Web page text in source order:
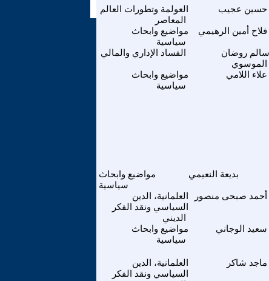
العولمة وتطورات العالم
المعاصر
حسين عجيب
مواضيع وابحاث
سياسية
فلاح أمين الرهيمي
الفساد الإداري والمالي
سالم روضان
الموسوي
مواضيع وابحاث
سياسية
علاء اللامي
مواضيع وابحاث
سياسية
بديعة النعيمي
العلمانية، الدين
السياسي ونقد الفكر
الديني
أحمد صبحى منصور
مواضيع وابحاث
سياسية
سعيد الوجاني
العلمانية، الدين
السياسي ونقد الفكر
ماجد شاكر